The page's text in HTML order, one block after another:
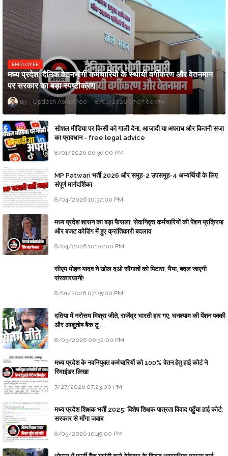
EMPLOYEE
मध्य प्रदेश: दैनिक वेतनभोगी कर्मचारियों के स्थायी वर्गीकरण और वेतनमान
पर सरकार का बड़ा स्पष्टीकरण
Updesh Awasthee 8/01/2026 07:07:00 PM
सोशल मीडिया पर किसी को गाली देना, आजादी या अपराध और कितनी सजा
का प्रावधान - free legal advice
8/01/2026 06:36:00 PM
MP Patwari भर्ती 2026 और समूह-2 उपसमूह-4 अभ्यर्थियों के लिए
संपूर्ण मार्गदर्शिका
8/04/2026 10:32:00 PM
मध्य प्रदेश शासन का बड़ा फैसला: सेवानिवृत्त कर्मचारियों की पेंशन प्रक्रिया
और बजट कोडिंग में हुए क्रांतिकारी बदलाव
8/04/2026 10:20:00 PM
सीएम मोहन यादव ने खोल दओ सौगातों को पिटारा, भैया, बदल जाएगी
संस्कारधानी!
8/01/2026 07:25:00 PM
दतिया में नरोत्तम मिश्रा जीते, राजेंद्र भारती हार गए, घनश्याम की पेंशन पक्की
और आशुतोष बैक टू...
8/03/2026 06:32:00 PM
मध्य प्रदेश के नवनियुक्त कर्मचारियों को 100% वेतन हेतु हाई कोर्ट ने
रिमाइंडर लिखा
7/27/2026 07:23:00 PM
मध्य प्रदेश शिक्षक भर्ती 2025: विशेष शिक्षक पात्रता विवाद पहुँचा हाई कोर्ट;
सरकार से माँगा जवाब
8/05/2026 10:49:00 PM